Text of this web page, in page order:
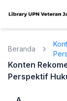
Beranda
Konten
Perspektif